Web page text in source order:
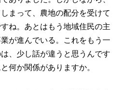
まって、農地の配分を受けて
ね。あとはもう地域住民の主
が進んでいる。これをもう一
、少し話が違うと思うんです
何か関係がありますか。